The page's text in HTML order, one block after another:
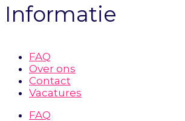
Informatie
FAQ
Over ons
Contact
Vacatures
FAQ